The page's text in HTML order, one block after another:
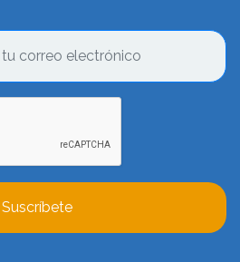
Suscríbete